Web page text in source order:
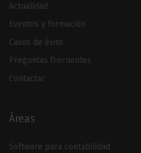
Actualidad
Eventos y formación
Casos de éxito
Preguntas frecuentes
Contactar
Áreas
Software para contabilidad